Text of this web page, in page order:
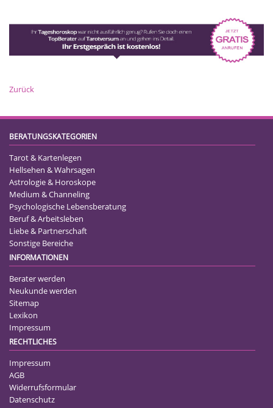
Zurück
BERATUNGSKATEGORIEN
Tarot & Kartenlegen
Hellsehen & Wahrsagen
Astrologie & Horoskope
Medium & Channeling
Psychologische Lebensberatung
Beruf & Arbeitsleben
Liebe & Partnerschaft
Sonstige Bereiche
INFORMATIONEN
Berater werden
Neukunde werden
Sitemap
Lexikon
Impressum
RECHTLICHES
Impressum
AGB
Widerrufsformular
Datenschutz